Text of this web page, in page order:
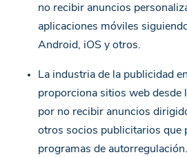
no recibir anuncios
aplicaciones móviles
Android, iOS y otros.
La industria de la publicidad
proporciona sitios web desde
por no recibir anuncios
otros socios publicitarios que
programas de